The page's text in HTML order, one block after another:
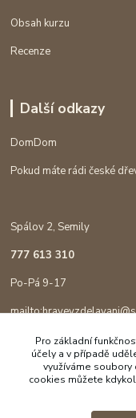
Obsah kurzu
Recenze
Další odkazy
DomDom
Pokud máte rádi české
Spálov 2, Semily
777 613 310
Po-Pá 9-17
Pro základní
účely a v případě
využíváme
cookies můžete